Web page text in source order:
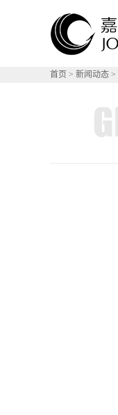
首页 > 新闻动态 >